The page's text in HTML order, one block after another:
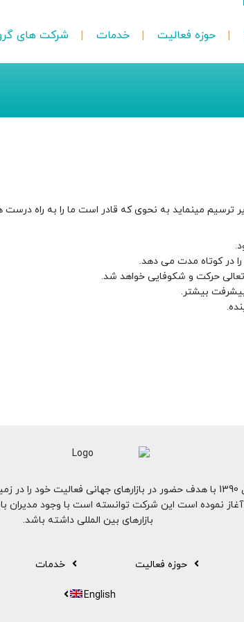
حوزه فعالیت خدمات شرکت های
ترسیم مینماید به نحوی که قادر است ما را به راه درست
را در کوتاه مدت می دهد.
تعالی حرکت و شکوفایی خواهد شد.
پیشرفت بیشتر.
گروه امباه در سال 1390 با هدف حضور در بازارهای جهانی فعالیت
نموده است این شرکت توانسته است با وجود مدیران
بازارهای بین المللی داشته باشد.
حوزه فعالیت خدمات
English